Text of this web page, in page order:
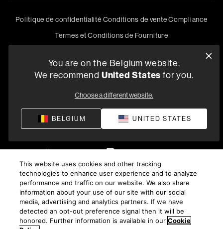
Politique de confidentialité Conditions de venteCompliance
Termes et Conditions de Fourniture
rights reserved.
You are on the Belgium website.
We recommend United States for you.
Choose a different website.
BELGIUM UNITED STATES
This website uses cookies and other tracking
technologies to enhance user experience and to analyze
performance and traffic on our website. We also share
information about your use of our site with our social
media, advertising and analytics partners. If we have
detected an opt-out preference signal then it will be
honored. Further information is available in our Cookie